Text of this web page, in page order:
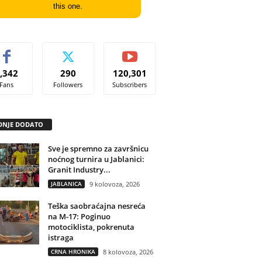
this one.
Fans
290
Followers
120,301
Subscribers
DODATO
Sve je spremno za završnicu
noćnog turnira u Jablanici:
Granit Industry...
JABLANICA 9 kolovoza, 2026
Teška saobraćajna nesreća
na M-17: Poginuo
motociklista, pokrenuta
istraga
CRNA HRONIKA 8 kolovoza, 2026